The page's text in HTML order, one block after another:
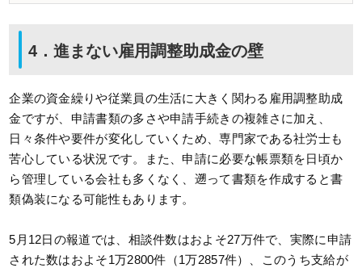
4．進まない雇用調整助成金の壁
企業の資金繰りや従業員の生活に大きく関わる雇用調整助成
金ですが、申請書類の多さや申請手続きの複雑さに加え、
日々条件や要件が変化していくため、専門家である社労士も
苦心している状況です。また、申請に必要な帳票類を日頃か
ら管理している会社も多くなく、遡って書類を作成すると書
類偽装になる可能性もあります。
5月12日の報道では、相談件数はおよそ27万件で、実際に申請
された数はおよそ1万2800件（1万2857件）、このうち支給が